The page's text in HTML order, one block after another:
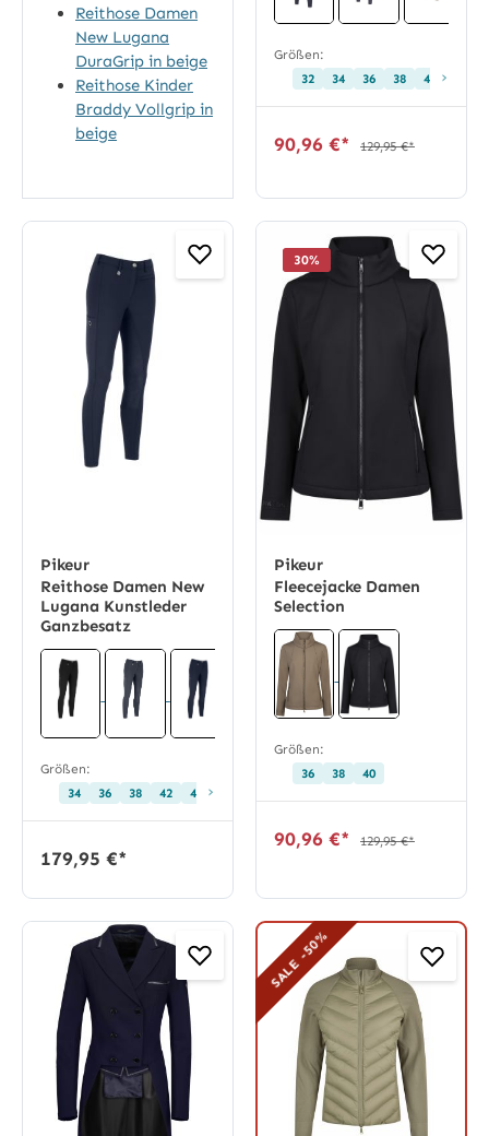
Reithose Damen
New Lugana
DuraGrip in beige
Reithose Kinder
Braddy Vollgrip in
beige
Größen:
32
34 36 38 40 ›
90,96 €* 129,95 €*
Pikeur
Reithose Damen New
Lugana Kunstleder
Ganzbesatz
Größen:
34
36 38 42 44 ›
179,95 €*
30%
Pikeur
Fleecejacke Damen
Selection
Größen:
36
38 40
90,96 €* 129,95 €*
SALE -50%